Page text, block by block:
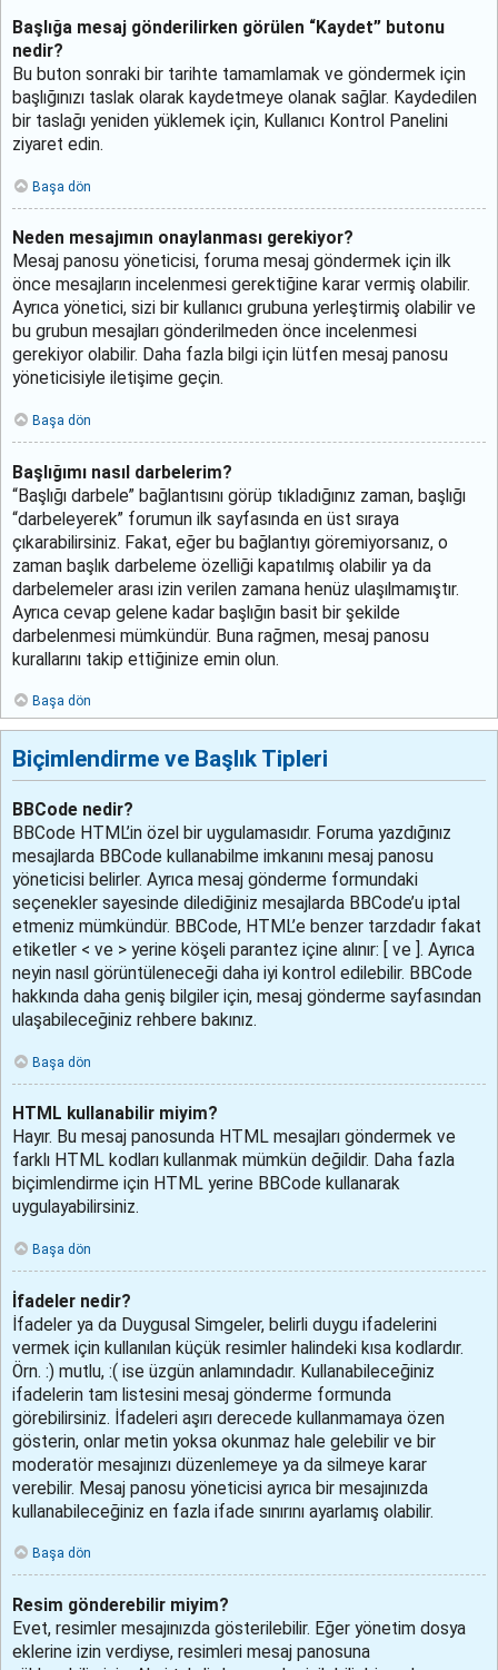
Başlığa mesaj gönderilirken görülen “Kaydet” butonu
nedir?
Bu buton sonraki bir tarihte tamamlamak ve göndermek için
başlığınızı taslak olarak kaydetmeye olanak sağlar. Kaydedilen
bir taslağı yeniden yüklemek için, Kullanıcı Kontrol Panelini
ziyaret edin.
Başa dön
Neden mesajımın onaylanması gerekiyor?
Mesaj panosu yöneticisi, foruma mesaj göndermek için ilk
önce mesajların incelenmesi gerektiğine karar vermiş olabilir.
Ayrıca yönetici, sizi bir kullanıcı grubuna yerleştirmiş olabilir ve
bu grubun mesajları gönderilmeden önce incelenmesi
gerekiyor olabilir. Daha fazla bilgi için lütfen mesaj panosu
yöneticisiyle iletişime geçin.
Başa dön
Başlığımı nasıl darbelerim?
“Başlığı darbele” bağlantısını görüp tıkladığınız zaman, başlığı
“darbeleyerek” forumun ilk sayfasında en üst sıraya
çıkarabilirsiniz. Fakat, eğer bu bağlantıyı göremiyorsanız, o
zaman başlık darbeleme özelliği kapatılmış olabilir ya da
darbelemeler arası izin verilen zamana henüz ulaşılmamıştır.
Ayrıca cevap gelene kadar başlığın basit bir şekilde
darbelenmesi mümkündür. Buna rağmen, mesaj panosu
kurallarını takip ettiğinize emin olun.
Başa dön
Biçimlendirme ve Başlık Tipleri
BBCode nedir?
BBCode HTML’in özel bir uygulamasıdır. Foruma yazdığınız
mesajlarda BBCode kullanabilme imkanını mesaj panosu
yöneticisi belirler. Ayrıca mesaj gönderme formundaki
seçenekler sayesinde dilediğiniz mesajlarda BBCode’u iptal
etmeniz mümkündür. BBCode, HTML’e benzer tarzdadır fakat
etiketler < ve > yerine köşeli parantez içine alınır: [ ve ]. Ayrıca
neyin nasıl görüntüleneceği daha iyi kontrol edilebilir. BBCode
hakkında daha geniş bilgiler için, mesaj gönderme sayfasından
ulaşabileceğiniz rehbere bakınız.
Başa dön
HTML kullanabilir miyim?
Hayır. Bu mesaj panosunda HTML mesajları göndermek ve
farklı HTML kodları kullanmak mümkün değildir. Daha fazla
biçimlendirme için HTML yerine BBCode kullanarak
uygulayabilirsiniz.
Başa dön
İfadeler nedir?
İfadeler ya da Duygusal Simgeler, belirli duygu ifadelerini
vermek için kullanılan küçük resimler halindeki kısa kodlardır.
Örn. :) mutlu, :( ise üzgün anlamındadır. Kullanabileceğiniz
ifadelerin tam listesini mesaj gönderme formunda
görebilirsiniz. İfadeleri aşırı derecede kullanmamaya özen
gösterin, onlar metin yoksa okunmaz hale gelebilir ve bir
moderatör mesajınızı düzenlemeye ya da silmeye karar
verebilir. Mesaj panosu yöneticisi ayrıca bir mesajınızda
kullanabileceğiniz en fazla ifade sınırını ayarlamış olabilir.
Başa dön
Resim gönderebilir miyim?
Evet, resimler mesajınızda gösterilebilir. Eğer yönetim dosya
eklerine izin verdiyse, resimleri mesaj panosuna